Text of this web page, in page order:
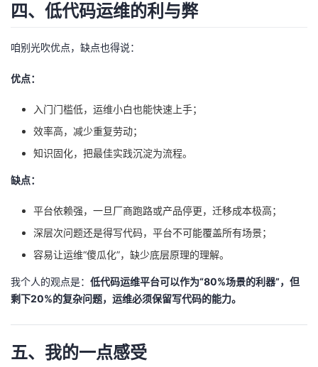
四、低代码运维的利与弊
咱别光吹优点，缺点也得说：
优点：
入门门槛低，运维小白也能快速上手；
效率高，减少重复劳动；
知识固化，把最佳实践沉淀为流程。
缺点：
平台依赖强，一旦厂商跑路或产品停更，迁移成本极高；
深层次问题还是得写代码，平台不可能覆盖所有场景；
容易让运维“傻瓜化”，缺少底层原理的理解。
我个人的观点是： 低代码运维平台可以作为“80%场景的利器”，但
剩下20%的复杂问题，运维必须保留写代码的能力。
五、我的一点感受